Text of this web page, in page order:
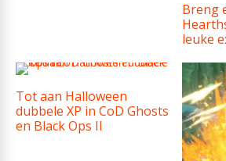
Breng
leuke
Tot aan Halloween
dubbele XP in CoD Ghosts
en Black Ops II